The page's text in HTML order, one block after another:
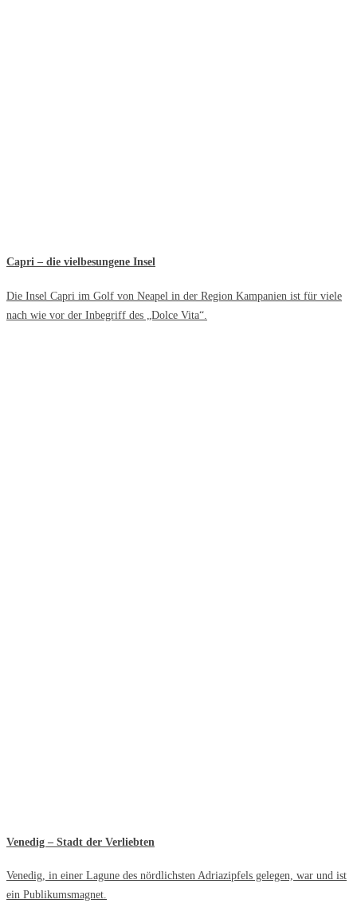
Capri – die vielbesungene Insel
Die Insel Capri im Golf von Neapel in der Region Kampanien ist für viele
nach wie vor der Inbegriff des „Dolce Vita“.
Venedig – Stadt der Verliebten
Venedig, in einer Lagune des nördlichsten Adriazipfels gelegen, war und ist
ein Publikumsmagnet.